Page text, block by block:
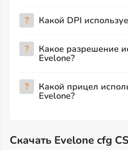
? Какой DPI
? Какое разрешение
Evelone?
? Какой прицел
Evelone?
Скачать Evelone cfg